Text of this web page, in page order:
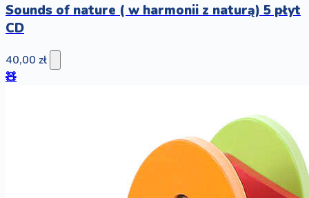
Sounds of nature ( w harmonii z naturą) 5 płyt
CD
40,00 zł
🧸